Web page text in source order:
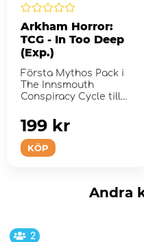
Arkham Horror:
TCG - In Too Deep
(Exp.)
Första Mythos Pack i
The Innsmouth
Conspiracy Cycle till
Card Ga...
KÖP
199 kr
Andra
2